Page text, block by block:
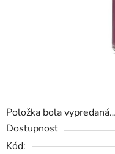
Položka bola vypredaná…
Dostupnosť
Kód: